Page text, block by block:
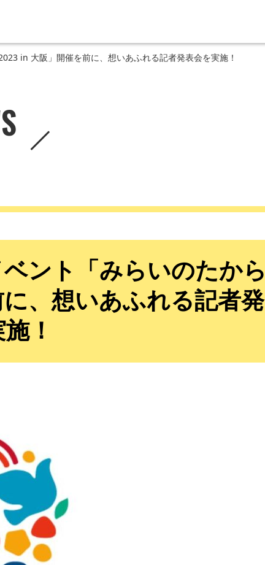
in 大阪」開催を前に、想いあふれる記者発表会を実施！
ント「みらいのたから
、想いあふれる記者発
！